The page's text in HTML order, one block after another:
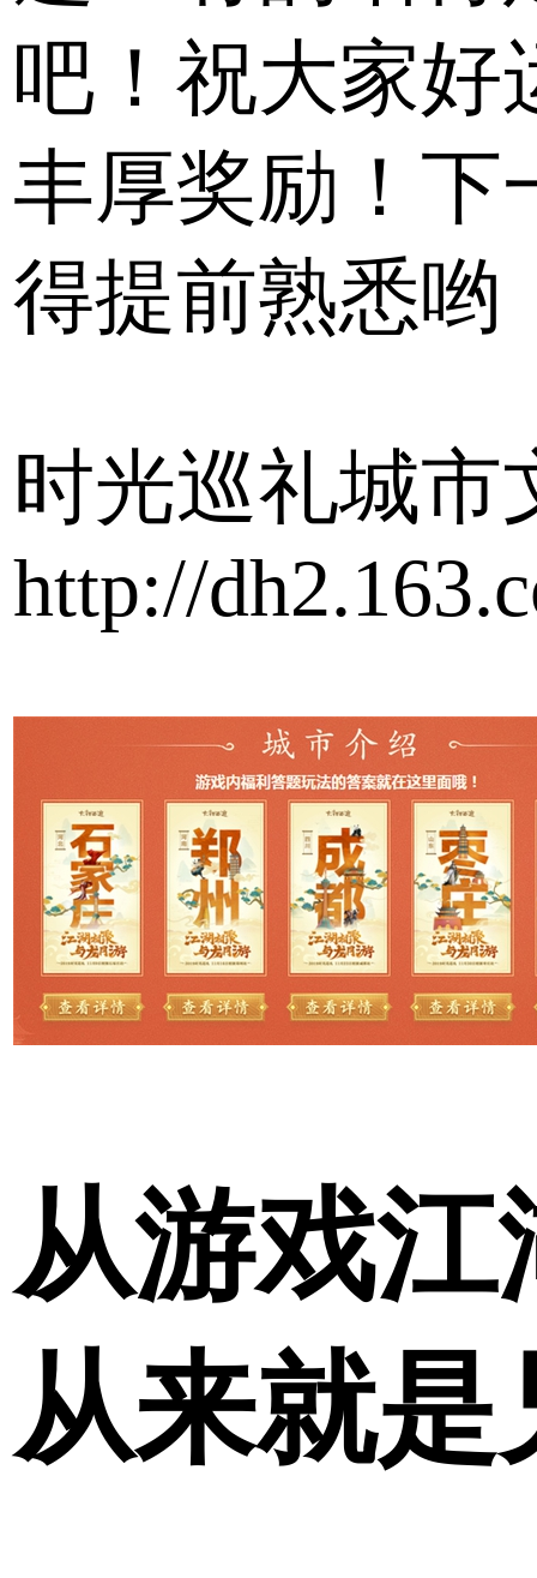
吧！祝大家好
丰厚奖励！下
得提前熟悉哟
时光巡礼城市
http://
从游戏
从来就是